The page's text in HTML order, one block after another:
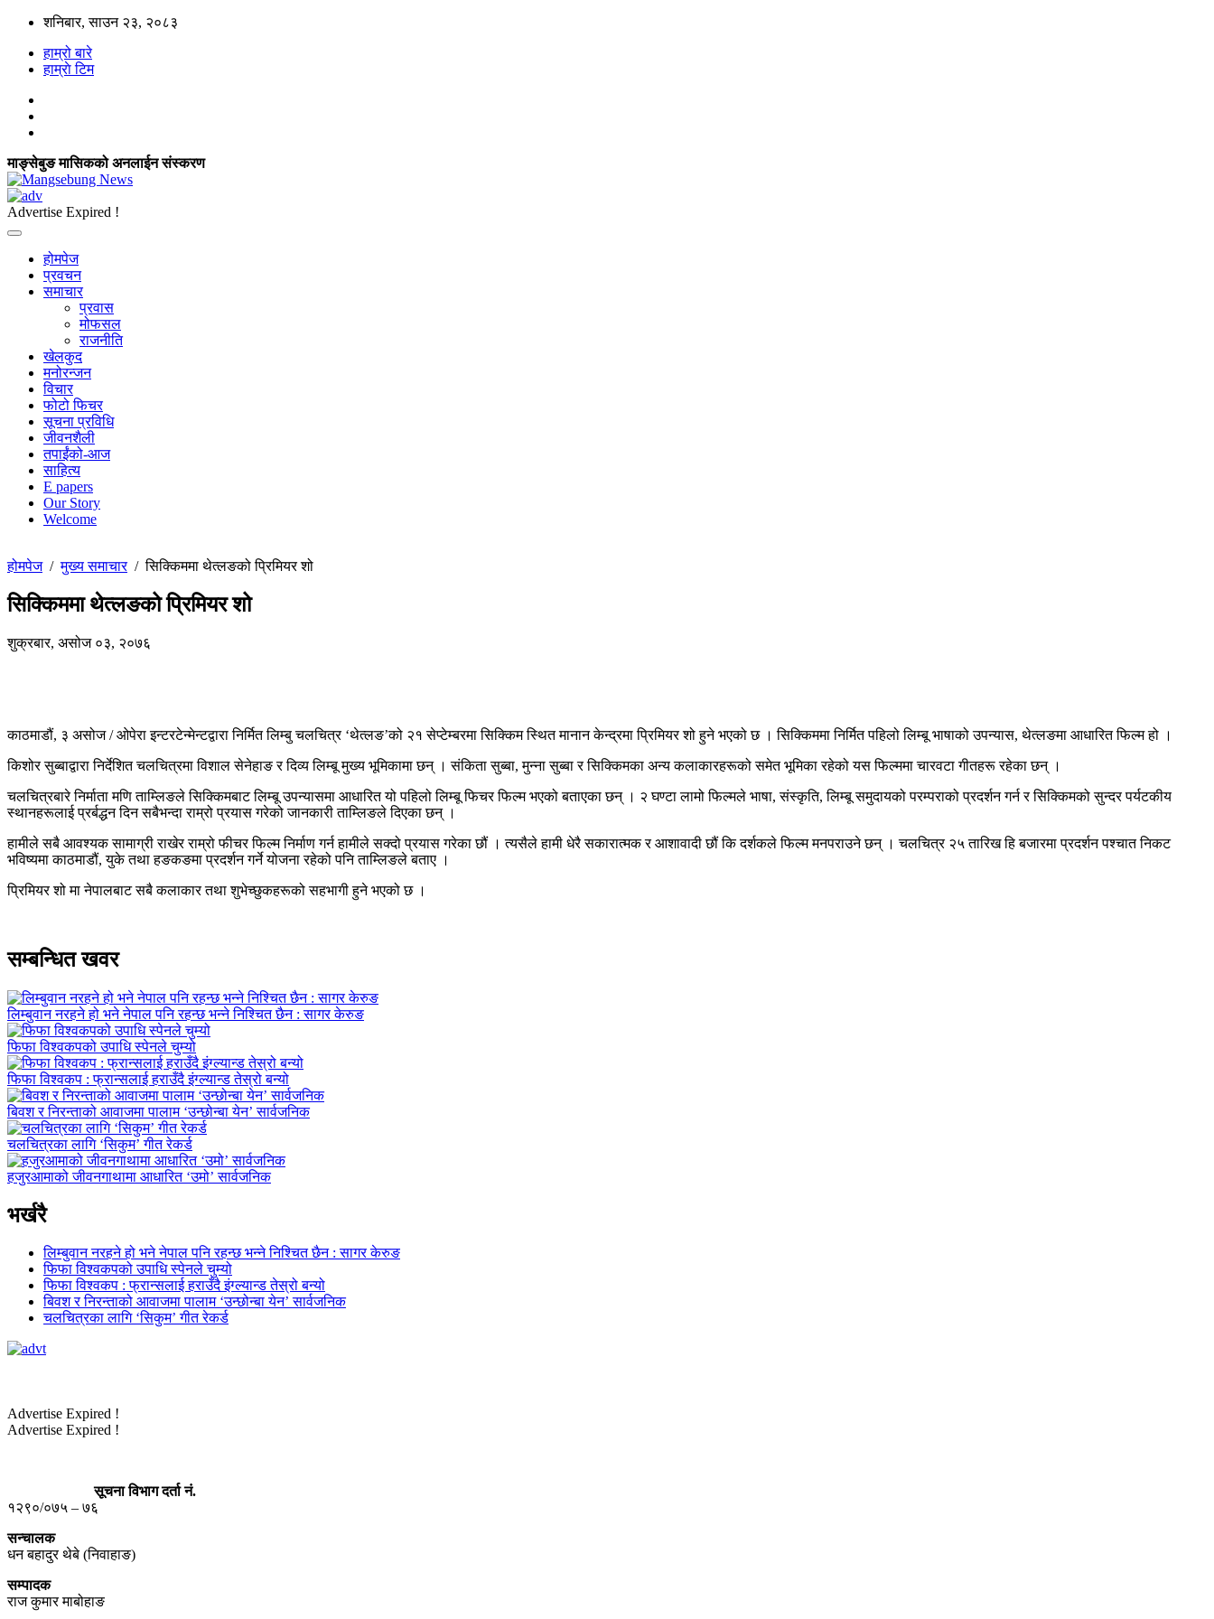
शनिबार, साउन २३, २०८३
हाम्रो बारे
हाम्राे टिम
माङ्सेबुङ मासिकको अनलाईन संस्करण
Advertise Expired !
होमपेज
प्रवचन
समाचार
प्रवास
मोफसल
राजनीति
खेलकुद
मनोरन्जन
विचार
फोटो फिचर
सूचना प्रविधि
जीवनशैली
तपाईंको-आज
साहित्य
E papers
Our Story
Welcome
होमपेज/मुख्य समाचार/सिक्किममा थेत्लङको प्रिमियर शो
सिक्किममा थेत्लङको प्रिमियर शो
शुक्रबार, असोज ०३, २०७६
काठमाडौं, ३ असोज / ओपेरा इन्टरटेन्मेन्टद्वारा निर्मित लिम्बु चलचित्र ‘थेत्लङ’को २१ सेप्टेम्बरमा सिक्किम स्थित मानान केन्द्रमा प्रिमियर शो हुने भएको छ । सिक्किममा निर्मित पहिलो लिम्बू भाषाको उपन्यास, थेत्लङमा आधारित फिल्म हो ।
किशोर सुब्बाद्वारा निर्देशित चलचित्रमा विशाल सेनेहाङ र दिव्य लिम्बू मुख्य भूमिकामा छन् । संकिता सुब्बा, मुन्ना सुब्बा र सिक्किमका अन्य कलाकारहरूको समेत भूमिका रहेको यस फिल्ममा चारवटा गीतहरू रहेका छन् ।
चलचित्रबारे निर्माता मणि ताम्लिङले सिक्किमबाट लिम्बू उपन्यासमा आधारित यो पहिलो लिम्बू फिचर फिल्म भएको बताएका छन् । २ घण्टा लामो फिल्मले भाषा, संस्कृति, लिम्बू समुदायको परम्पराको प्रदर्शन गर्न र सिक्किमको सुन्दर पर्यटकीय
स्थानहरूलाई प्रर्बद्धन दिन सबैभन्दा राम्रो प्रयास गरेको जानकारी ताम्लिङले दिएका छन् ।
हामीले सबै आवश्यक सामाग्री राखेर राम्रो फीचर फिल्म निर्माण गर्न हामीले सक्दो प्रयास गरेका छौं । त्यसैले हामी धेरै सकारात्मक र आशावादी छौं कि दर्शकले फिल्म मनपराउने छन् । चलचित्र २५ तारिख हि बजारमा प्रदर्शन पश्चात निकट
भविष्यमा काठमाडौं, युके तथा हङकङमा प्रदर्शन गर्ने योजना रहेको पनि ताम्लिङले बताए ।
प्रिमियर शो मा नेपालबाट सबै कलाकार तथा शुभेच्छुकहरूको सहभागी हुने भएको छ ।
सम्बन्धित खवर
लिम्बुवान नरहने हो भने नेपाल पनि रहन्छ भन्ने निश्चित छैन : सागर केरुङ
फिफा विश्वकपको उपाधि स्पेनले चुम्यो
फिफा विश्वकप : फ्रान्सलाई हराउँदै इंग्ल्यान्ड तेस्रो बन्यो
बिवश र निरन्ताको आवाजमा पालाम ‘उन्छोन्बा येन’ सार्वजनिक
चलचित्रका लागि ‘सिकुम’ गीत रेकर्ड
हजुरआमाको जीवनगाथामा आधारित ‘उमो’ सार्वजनिक
भर्खरै
लिम्बुवान नरहने हो भने नेपाल पनि रहन्छ भन्ने निश्चित छैन : सागर केरुङ
फिफा विश्वकपको उपाधि स्पेनले चुम्यो
फिफा विश्वकप : फ्रान्सलाई हराउँदै इंग्ल्यान्ड तेस्रो बन्यो
बिवश र निरन्ताको आवाजमा पालाम ‘उन्छोन्बा येन’ सार्वजनिक
चलचित्रका लागि ‘सिकुम’ गीत रेकर्ड
Advertise Expired !
Advertise Expired !
सूचना विभाग दर्ता नं.
१२९०/०७५ – ७६
सन्चालक
धन बहादुर थेबे (निवाहाङ)
सम्पादक
राज कुमार माबोहाङ